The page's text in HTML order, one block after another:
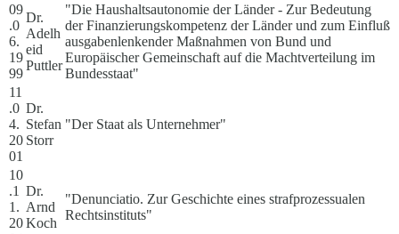
09
.0
6.
19
99
Dr.
Adelh
eid
Puttler
"Die Haushaltsautonomie der Länder - Zur Bedeutung
der Finanzierungskompetenz der Länder und zum Einfluß
ausgabenlenkender Maßnahmen von Bund und
Europäischer Gemeinschaft auf die Machtverteilung im
Bundesstaat"
11
.0
4.
20
01
Dr.
Stefan
Storr
"Der Staat als Unternehmer"
10
.1
1.
20
Dr.
Arnd
Koch
"Denunciatio. Zur Geschichte eines strafprozessualen
Rechtsinstituts"